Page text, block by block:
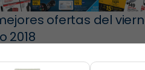
ofertas del
2018